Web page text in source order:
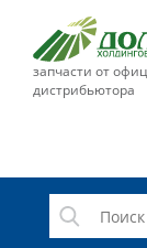
запчасти от
дистрибьютора
СЕРВИС